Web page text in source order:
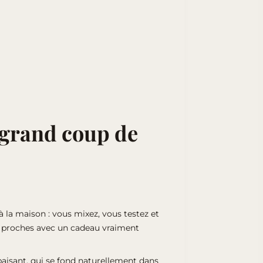
coup de
la maison : vous mixez, vous testez et
avec un cadeau vraiment
qui se fond naturellement dans